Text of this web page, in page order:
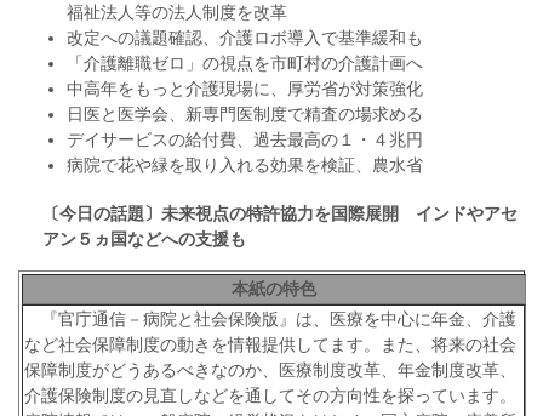
福祉法人等の法人制度を改革
改定への議題確認、介護ロボ導入で基準緩和も
「介護離職ゼロ」の視点を市町村の介護計画へ
中高年をもっと介護現場に、厚労省が対策強化
日医と医学会、新専門医制度で精査の場求める
デイサービスの給付費、過去最高の１・４兆円
病院で花や緑を取り入れる効果を検証、農水省
〔今日の話題〕未来視点の特許協力を国際展開 インドやアセ
アン５ヵ国などへの支援も
本紙の特色
『官庁通信－病院と社会保険版』は、医療を中心に年金、介護
など社会保障制度の動きを情報提供してます。また、将来の社会
保障制度がどうあるべきなのか、医療制度改革、年金制度改革、
介護保険制度の見直しなどを通してその方向性を探っています。